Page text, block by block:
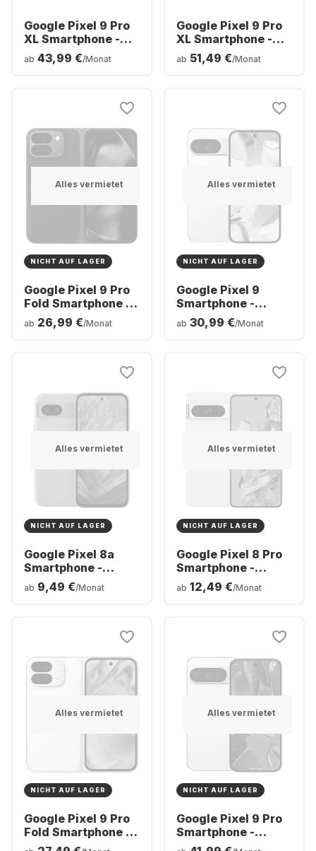
Google Pixel 9 Pro
XL Smartphone -
256GB - Dual SIM
ab 43,99 €/Monat
Google Pixel 9 Pro
XL Smartphone -
512GB - Dual SIM
ab 51,49 €/Monat
Alles vermietet
NICHT AUF LAGER
Google Pixel 9 Pro
Fold Smartphone -
512GB - Dual SIM
ab 26,99 €/Monat
Alles vermietet
NICHT AUF LAGER
Google Pixel 9
Smartphone -
256GB - Dual SIM
ab 30,99 €/Monat
Alles vermietet
NICHT AUF LAGER
Google Pixel 8a
Smartphone -
128GB - Dual SIM
ab 9,49 €/Monat
Alles vermietet
NICHT AUF LAGER
Google Pixel 8 Pro
Smartphone -
128GB - Dual SIM
ab 12,49 €/Monat
Alles vermietet
NICHT AUF LAGER
Google Pixel 9 Pro
Fold Smartphone -
256GB - Dual SIM
Alles vermietet
NICHT AUF LAGER
Google Pixel 9 Pro
Smartphone -
256GB - Dual SIM